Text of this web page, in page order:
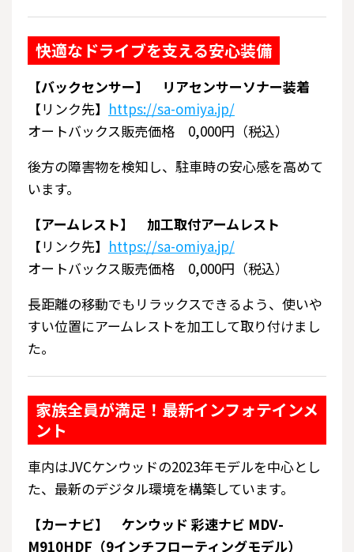
快適なドライブを支える安心装備
【バックセンサー】 リアセンサーソナー装着
【リンク先】 https://sa-omiya.jp/
オートバックス販売価格 0,000円（税込）
後方の障害物を検知し、駐車時の安心感を高めて
います。
【アームレスト】 加工取付アームレスト
【リンク先】 https://sa-omiya.jp/
オートバックス販売価格 0,000円（税込）
長距離の移動でもリラックスできるよう、使いや
すい位置にアームレストを加工して取り付けまし
た。
家族全員が満足！最新インフォテインメ
ント
車内はJVCケンウッドの2023年モデルを中心とし
た、最新のデジタル環境を構築しています。
【カーナビ】 ケンウッド 彩速ナビ MDV-
M910HDF（9インチフローティングモデル）